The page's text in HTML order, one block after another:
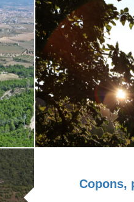
Copons,